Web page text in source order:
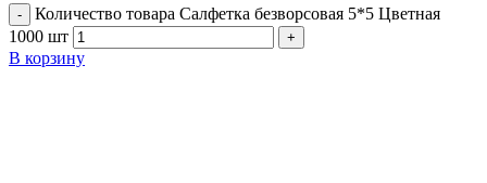
Количество товара Салфетка безворсовая 5*5 Цветная
1000 шт
В корзину